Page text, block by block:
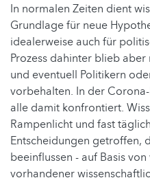
In normalen Zeiten dient
Grundlage für neue
idealerweise auch für
Prozess dahinter blieb
und eventuell Politikern
vorbehalten. In der
alle damit konfrontiert.
Rampenlicht und fast
Entscheidungen getroffen,
beeinflussen - auf Basis
vorhandener